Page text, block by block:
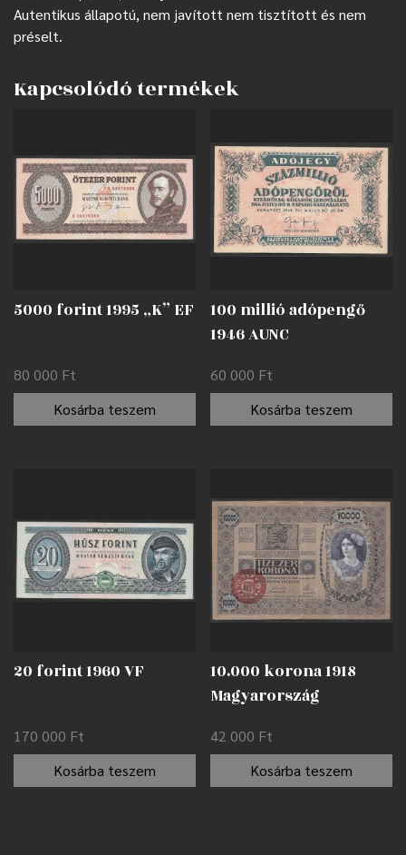
Autentikus állapotú, nem javított nem tisztított és nem
préselt.
Kapcsolódó termékek
5000 forint 1995 „K” EF
80 000 Ft
Kosárba teszem
100 millió adópengő
1946 AUNC
60 000 Ft
Kosárba teszem
20 forint 1960 VF
170 000 Ft
Kosárba teszem
10.000 korona 1918
Magyarország
42 000 Ft
Kosárba teszem